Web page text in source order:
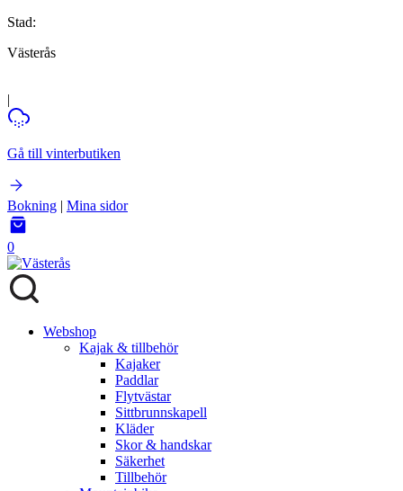
Stad:
Västerås
|
Gå till vinterbutiken
Bokning | Mina sidor
0
Webshop
Kajak & tillbehör
Kajaker
Paddlar
Flytvästar
Sittbrunnskapell
Kläder
Skor & handskar
Säkerhet
Tillbehör